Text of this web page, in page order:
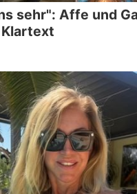
sehr": Affe und